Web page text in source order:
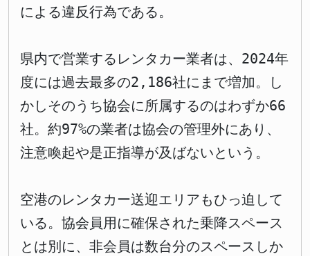
による違反行為である。
県内で営業するレンタカー業者は、2024年
度には過去最多の2,186社にまで増加。し
かしそのうち協会に所属するのはわずか66
社。約97%の業者は協会の管理外にあり、
注意喚起や是正指導が及ばないという。
空港のレンタカー送迎エリアもひっ迫して
いる。協会員用に確保された乗降スペース
とは別に、非会員は数台分のスペースしか